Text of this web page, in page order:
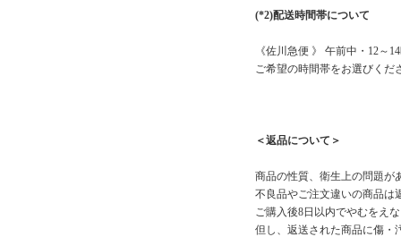
(*2)配送時間帯について
《佐川急便 》 午前中・12～
ご希望の時間帯をお選びくだ
＜返品について＞
商品の性質、衛生上の問題が
不良品やご注文違いの商品は
ご購入後8日以内でやむをえ
但し、返送された商品に傷・